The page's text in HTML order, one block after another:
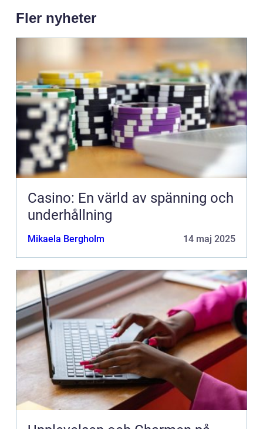
Fler nyheter
Casino: En värld av spänning och
underhållning
Mikaela Bergholm 14 maj 2025